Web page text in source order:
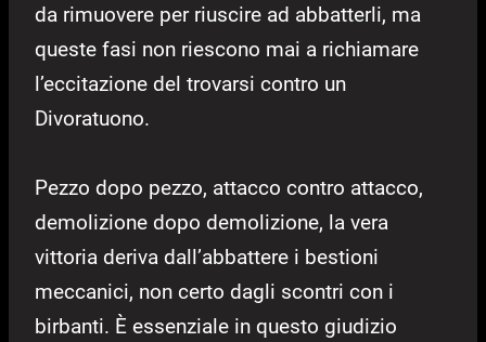
da rimuovere per riuscire ad abbatterli, ma
queste fasi non riescono mai a richiamare
l’eccitazione del trovarsi contro un
Divoratuono.
Pezzo dopo pezzo, attacco contro attacco,
demolizione dopo demolizione, la vera
vittoria deriva dall’abbattere i bestioni
meccanici, non certo dagli scontri con i
birbanti. È essenziale in questo giudizio